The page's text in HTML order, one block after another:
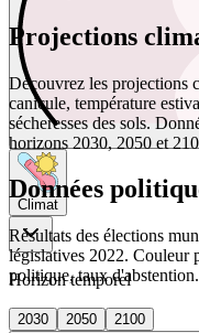
Climat
Horizon temporel
2030 2050
2100
Projections
Découvrez les projections
canicule, température
sécheresses des sols.
horizons 2030, 2050 et
Données
Résultats des élections
législatives 2022. Couleur
politique, taux d'abstention.